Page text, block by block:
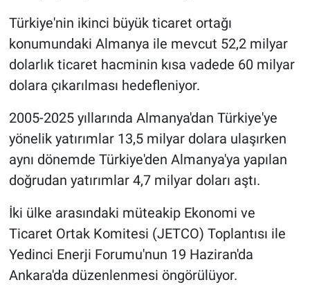
Türkiye'nin ikinci büyük ticaret ortağı
konumundaki Almanya ile mevcut 52,2 milyar
dolarlık ticaret hacminin kısa vadede 60 milyar
dolara çıkarılması hedefleniyor.
2005-2025 yıllarında Almanya'dan Türkiye'ye
yönelik yatırımlar 13,5 milyar dolara ulaşırken
aynı dönemde Türkiye'den Almanya'ya yapılan
doğrudan yatırımlar 4,7 milyar doları aştı.
İki ülke arasındaki müteakip Ekonomi ve
Ticaret Ortak Komitesi (JETCO) Toplantısı ile
Yedinci Enerji Forumu'nun 19 Haziran'da
Ankara'da düzenlenmesi öngörülüyor.